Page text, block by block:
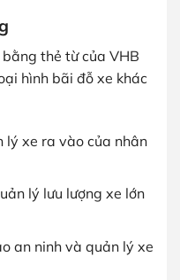
thẻ từ của VHB
hình bãi đỗ xe khác
lý xe ra vào của nhân
lý lưu lượng xe lớn
an ninh và quản lý xe